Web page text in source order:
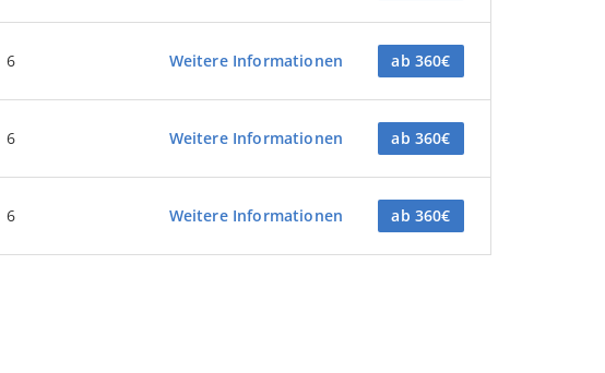
6 Weitere Informationen ab 360€
6 Weitere Informationen ab 360€
6 Weitere Informationen ab 360€